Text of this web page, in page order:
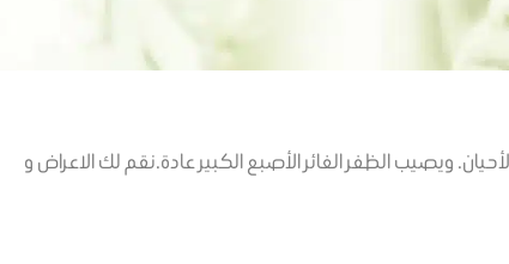
ويصيب الظفر الغائر الأصبع الكبير عادة.نقم لك الاعراض و